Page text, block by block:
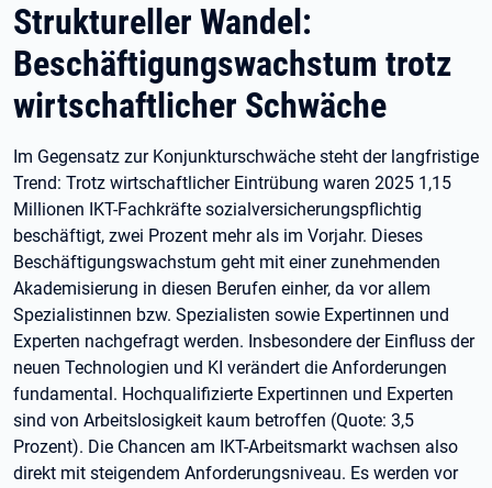
Struktureller Wandel:
Beschäftigungswachstum trotz
wirtschaftlicher Schwäche
Im Gegensatz zur Konjunkturschwäche steht der langfristige
Trend: Trotz wirtschaftlicher Eintrübung waren 2025 1,15
Millionen IKT-Fachkräfte sozialversicherungspflichtig
beschäftigt, zwei Prozent mehr als im Vorjahr. Dieses
Beschäftigungswachstum geht mit einer zunehmenden
Akademisierung in diesen Berufen einher, da vor allem
Spezialistinnen bzw. Spezialisten sowie Expertinnen und
Experten nachgefragt werden. Insbesondere der Einfluss der
neuen Technologien und KI verändert die Anforderungen
fundamental. Hochqualifizierte Expertinnen und Experten
sind von Arbeitslosigkeit kaum betroffen (Quote: 3,5
Prozent). Die Chancen am IKT-Arbeitsmarkt wachsen also
direkt mit steigendem Anforderungsniveau. Es werden vor